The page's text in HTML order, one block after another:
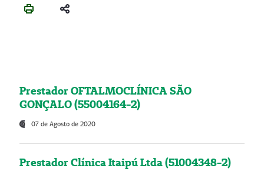
Prestador OFTALMOCLÍNICA SÃO
GONÇALO (55004164-2)
07 de Agosto de 2020
Prestador Clínica Itaipú Ltda (51004348-2)